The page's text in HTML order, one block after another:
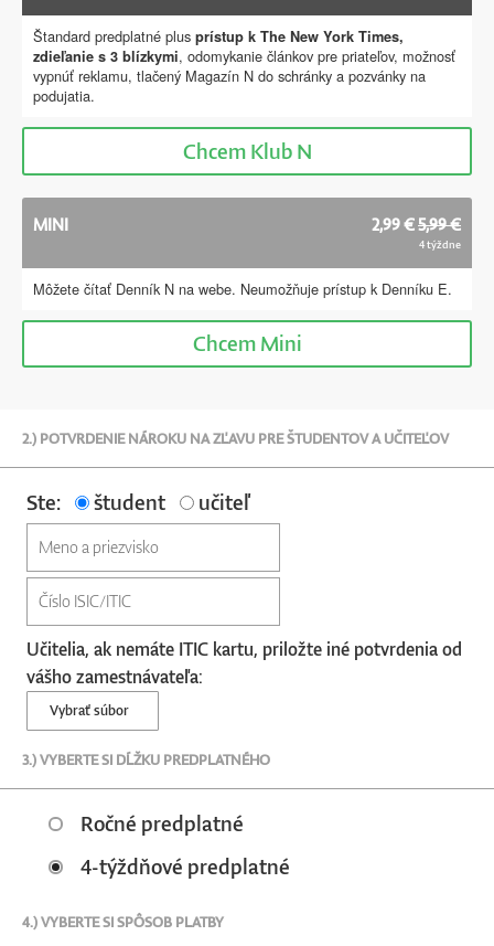
Štandard predplatné plus prístup k The New York Times,
zdieľanie s 3 blízkymi, odomykanie článkov pre priateľov, možnosť
vypnúť reklamu, tlačený Magazín N do schránky a pozvánky na
podujatia.
ChcemKlub N
MINI 2,99 €5,99 €
4 týždne
Môžete čítať Denník N na webe. Neumožňuje prístup k Denníku E.
ChcemMini
2.) POTVRDENIE NÁROKU NA ZĽAVU PRE ŠTUDENTOV A UČITEĽOV
Ste: študent učiteľ
Učitelia, ak nemáte ITIC kartu, priložte iné potvrdenia od
vášho zamestnávateľa:
Vybrať súbor
3.) VYBERTE SI DĹŽKU PREDPLATNÉHO
Ročné predplatné
4-týždňové predplatné
4.) VYBERTE SI SPÔSOB PLATBY